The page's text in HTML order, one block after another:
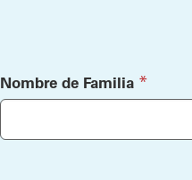
Nombre de Familia *